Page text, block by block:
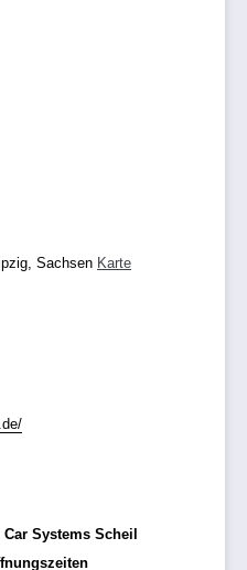
Sachsen Karte
Systems Scheil